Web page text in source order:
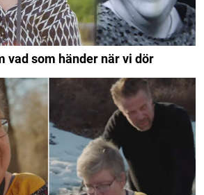
vad som händer när vi dör